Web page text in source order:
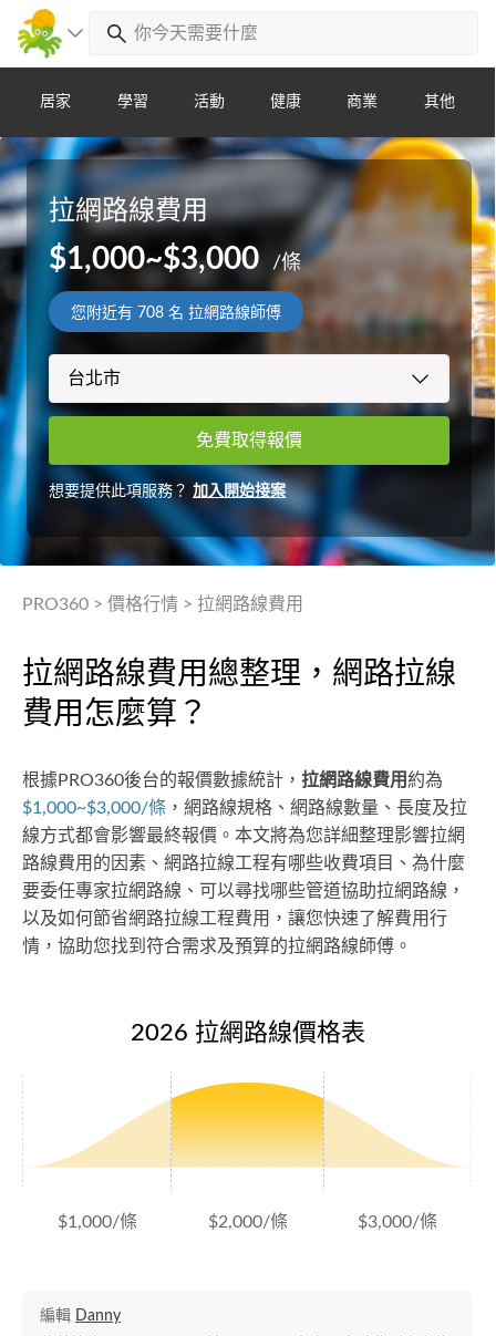
居家 學習 活動 健康 商業 其他
拉網路線費用
$1,000~$3,000 /條
您附近有 708 名 拉網路線師傅
免費取得報價
想要提供此項服務？加入開始接案
PRO360 > 價格行情 > 拉網路線費用
拉網路線費用總整理，網路拉線
費用怎麼算？
根據PRO360後台的報價數據統計， 拉網路線費用約為
$1,000~$3,000/條 ，網路線規格、網路線數量、長度及拉
線方式都會影響最終報價。本文將為您詳細整理影響拉網
路線費用的因素、網路拉線工程有哪些收費項目、為什麼
要委任專家拉網路線、可以尋找哪些管道協助拉網路線，
以及如何節省網路拉線工程費用，讓您快速了解費用行
情，協助您找到符合需求及預算的拉網路線師傅。
2026 拉網路線價格表
$1,000/條 $2,000/條 $3,000/條
編輯 Danny